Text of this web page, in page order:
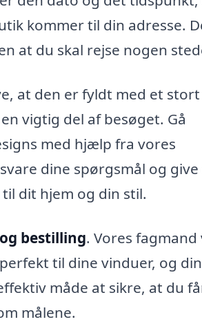
kommer til din adresse.
at du skal rejse nogen
at den er fyldt med et stort
vigtig del af besøget. Gå
med hjælp fra vores
dine spørgsmål og give
dit hjem og din stil.
bestilling. Vores fagmand
til dine vinduer, og din
måde at sikre, at du
målene.